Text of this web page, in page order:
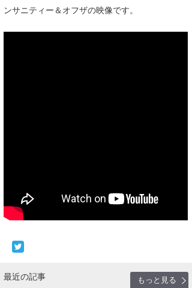
ンサニティー＆オフザの映像です。
最近の記事
もっと見る
Naoya Kimoto
Yoshiyuki Obata
メディア
WAVAL
中浦“JET”章
☆加藤
波伝説